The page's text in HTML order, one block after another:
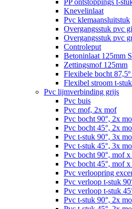
PP ontstoppings t-
Knevelinlaat
Pvc klemaansluitstuk
Overgangsstuk pvc
Overgangsstuk pvc
Controleput
Betoninlaat 125mm
Zettingsmof 125mm
Flexibele bocht
Flexibel stroom t-
Pvc lijmverbinding grijs
Pvc buis
Pvc mof, 2x mof
Pvc bocht 90°, 2x
Pvc bocht 45°, 2x
Pvc t-stuk 90°, 3x
Pvc t-stuk 45°, 3x
Pvc bocht 90°, mof x
Pvc bocht 45°, mof x
Pvc verloopring
Pvc verloop t-stuk
Pvc verloop t-stuk
Pvc t-stuk 90°, 2x